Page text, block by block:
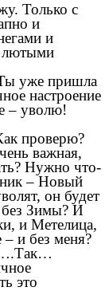
Только с
и
и
лютыми
уже пришла
настроение
– уволю!
проверю?
важная,
Нужно что-
– Новый
он будет
без Зимы? И
и Метелица,
и без меня?
это